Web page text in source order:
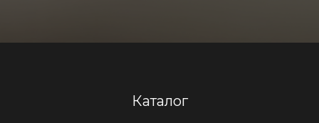
Каталог